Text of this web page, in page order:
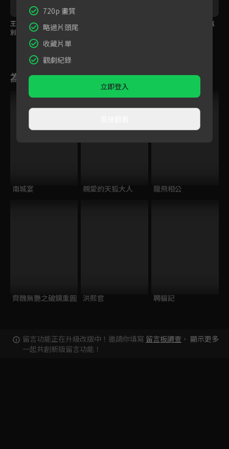
王佑碩終於找到不告而
別的宋伊人
你今天要睡我？到底真
為您推薦
南城宴 親愛的天狐大人 龍飛相公
齊醜無艷之破鏡重圓 洪熙官 聘貓記
留言功能正在升級改版中！邀請你填寫 留言板調查 ，
一起共創新版留言功能！
顯示更多
720p 畫質
略過片頭尾
收藏片單
觀劇紀錄
立即登入